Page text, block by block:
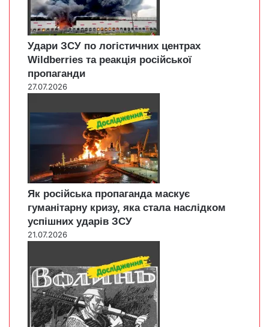
Удари ЗСУ по логістичних центрах
Wildberries та реакція російської
пропаганди
27.07.2026
Як російська пропаганда маскує
гуманітарну кризу, яка стала наслідком
успішних ударів ЗСУ
21.07.2026